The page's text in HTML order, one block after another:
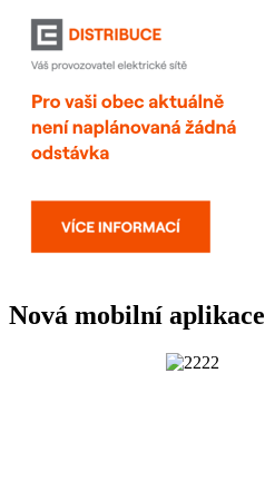
Nová mobilní aplikace